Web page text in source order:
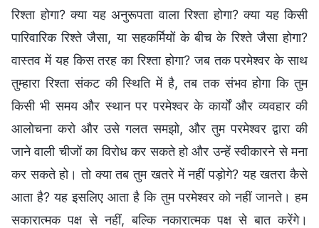
रिश्ता होगा? क्या यह अनुरूपता वाला रिश्ता होगा? क्या यह किसी
पारिवारिक रिश्ते जैसा, या सहकर्मियों के बीच के रिश्ते जैसा होगा?
वास्तव में यह किस तरह का रिश्ता होगा? जब तक परमेश्वर के साथ
तुम्हारा रिश्ता संकट की स्थिति में है, तब तक संभव होगा कि तुम
किसी भी समय और स्थान पर परमेश्वर के कार्यों और व्यवहार की
आलोचना करो और उसे गलत समझो, और तुम परमेश्वर द्वारा की
जाने वाली चीजों का विरोध कर सकते हो और उन्हें स्वीकारने से मना
कर सकते हो। तो क्या तब तुम खतरे में नहीं पड़ोगे? यह खतरा कैसे
आता है? यह इसलिए आता है कि तुम परमेश्वर को नहीं जानते। हम
सकारात्मक पक्ष से नहीं, बल्कि नकारात्मक पक्ष से बात करेंगे।